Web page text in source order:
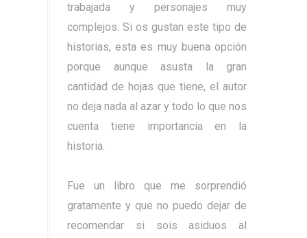
trabajada y personajes muy
complejos. Si os gustan este tipo de
historias, esta es muy buena opción
porque aunque asusta la gran
cantidad de hojas que tiene, el autor
no deja nada al azar y todo lo que nos
cuenta tiene importancia en la
historia.
Fue un libro que me sorprendió
gratamente y que no puedo dejar de
recomendar si sois asiduos al